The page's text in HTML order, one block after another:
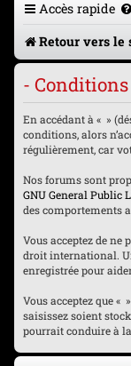
Accès rapide
Retour vers le
-
En accédant à « »
conditions, alors
régulièrement, car
Nos forums sont
GNU General Public
des comportements
Vous acceptez de ne
droit international.
enregistrée pour
Vous acceptez que «
saisissez soient
pourrait conduire à